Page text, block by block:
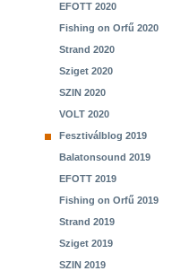
EFOTT 2020
Fishing on Orfű 2020
Strand 2020
Sziget 2020
SZIN 2020
VOLT 2020
Fesztiválblog 2019
Balatonsound 2019
EFOTT 2019
Fishing on Orfű 2019
Strand 2019
Sziget 2019
SZIN 2019